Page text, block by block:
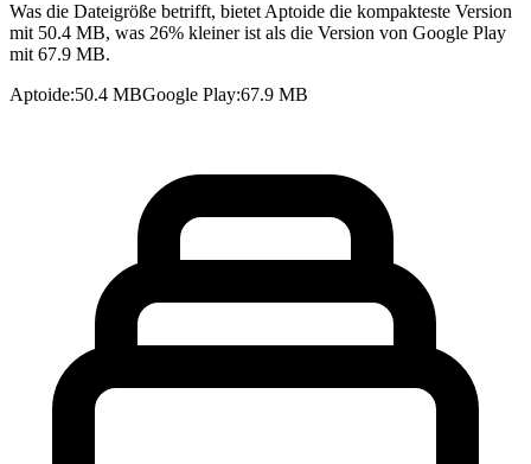
Was die Dateigröße betrifft, bietet Aptoide die kompakteste Version
mit 50.4 MB, was 26% kleiner ist als die Version von Google Play
mit 67.9 MB.
Aptoide:50.4 MBGoogle Play:67.9 MB